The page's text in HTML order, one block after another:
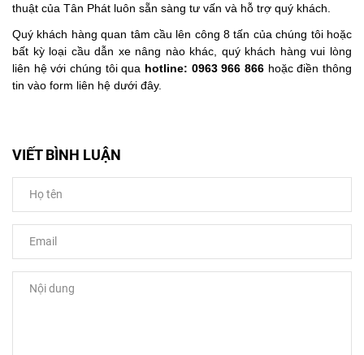
thuật của Tân Phát luôn sẵn sàng tư vấn và hỗ trợ quý khách.
Quý khách hàng quan tâm cầu lên công 8 tấn của chúng tôi hoặc
bất kỳ loại cầu dẫn xe nâng nào khác, quý khách hàng vui lòng
liên hệ với chúng tôi qua hotline: 0963 966 866 hoặc điền thông
tin vào form liên hệ dưới đây.
VIẾT BÌNH LUẬN